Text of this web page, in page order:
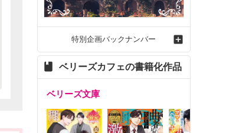
特別企画バックナンバー
ベリーズカフェの書籍化作品
ベリーズ文庫